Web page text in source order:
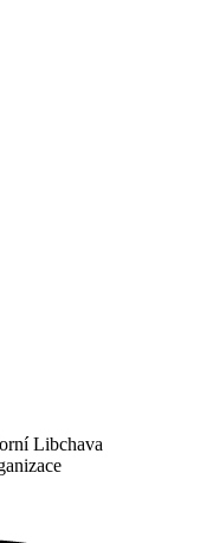
Libchava